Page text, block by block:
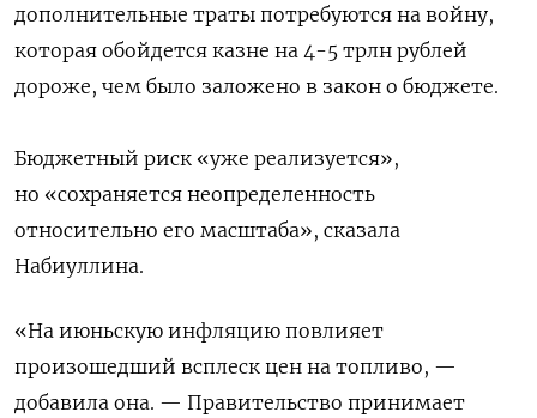
дополнительные траты потребуются на войну,
которая обойдется казне на 4-5 трлн рублей
дороже, чем было заложено в закон о бюджете.
Бюджетный риск «уже реализуется»,
но «сохраняется неопределенность
относительно его масштаба», сказала
Набиуллина.
«На июньскую инфляцию повлияет
произошедший всплеск цен на топливо, —
добавила она. — Правительство принимает